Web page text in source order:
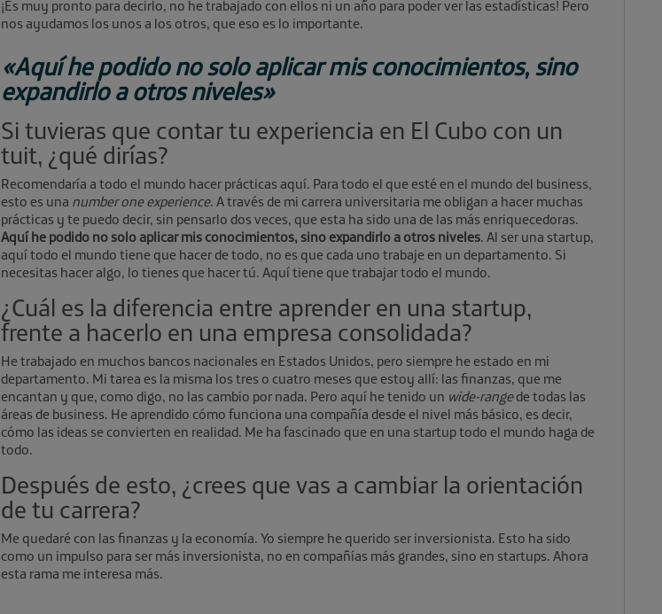
¡Es muy pronto para decirlo, no he trabajado con ellos ni un año para poder ver las estadísticas! Pero
nos ayudamos los unos a los otros, que eso es lo importante.
«Aquí he podido no solo aplicar mis conocimientos, sino
expandirlo a otros niveles»
Si tuvieras que contar tu experiencia en El Cubo con un
tuit, ¿qué dirías?
Recomendaría a todo el mundo hacer prácticas aquí. Para todo el que esté en el mundo del business,
esto es una number one experience. A través de mi carrera universitaria me obligan a hacer muchas
prácticas y te puedo decir, sin pensarlo dos veces, que esta ha sido una de las más enriquecedoras.
Aquí he podido no solo aplicar mis conocimientos, sino expandirlo a otros niveles. Al ser una startup,
aquí todo el mundo tiene que hacer de todo, no es que cada uno trabaje en un departamento. Si
necesitas hacer algo, lo tienes que hacer tú. Aquí tiene que trabajar todo el mundo.
¿Cuál es la diferencia entre aprender en una startup,
frente a hacerlo en una empresa consolidada?
He trabajado en muchos bancos nacionales en Estados Unidos, pero siempre he estado en mi
departamento. Mi tarea es la misma los tres o cuatro meses que estoy allí: las finanzas, que me
encantan y que, como digo, no las cambio por nada. Pero aquí he tenido un wide-rangede todas las
áreas de business. He aprendido cómo funciona una compañía desde el nivel más básico, es decir,
cómo las ideas se convierten en realidad. Me ha fascinado que en una startup todo el mundo haga de
todo.
Después de esto, ¿crees que vas a cambiar la orientación
de tu carrera?
Me quedaré con las finanzas y la economía. Yo siempre he querido ser inversionista. Esto ha sido
como un impulso para ser más inversionista, no en compañías más grandes, sino en startups. Ahora
esta rama me interesa más.